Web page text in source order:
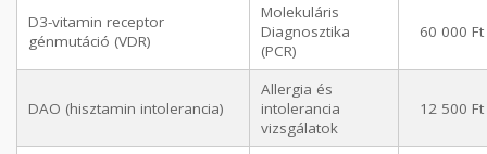
D3-vitamin receptor
génmutáció (VDR)
Molekuláris
Diagnosztika
(PCR)
60 000 Ft
DAO (hisztamin intolerancia)
Allergia és
intolerancia
vizsgálatok
12 500 Ft